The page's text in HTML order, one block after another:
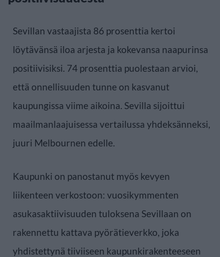
Sevillan vastaajista 86 prosenttia kertoi
löytävänsä iloa arjesta ja kokevansa naapurinsa
positiivisiksi. 74 prosenttia puolestaan arvioi,
että onnellisuuden tunne on kasvanut
kaupungissa viime aikoina. Sevilla sijoittui
maailmanlaajuisessa vertailussa yhdeksänneksi,
juuri Melbournen edelle.
Kaupunki on panostanut myös kevyen
liikenteen verkostoon: vuosikymmenten
asukasaktiivisuuden tuloksena Sevillaan on
rakennettu kattava pyörätieverkko, joka
yhdistettynä tiiviiseen kaupunkirakenteeseen